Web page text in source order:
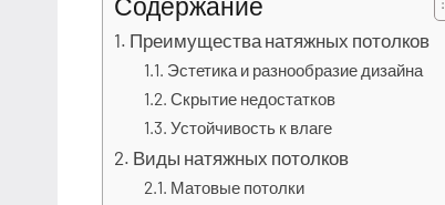
Преимущества натяжных потолков
Эстетика и разнообразие дизайна
Скрытие недостатков
Устойчивость к влаге
Виды натяжных потолков
Матовые потолки